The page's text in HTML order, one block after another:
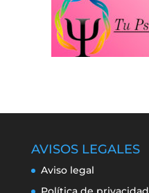
AVISOS LEGALES
Aviso legal